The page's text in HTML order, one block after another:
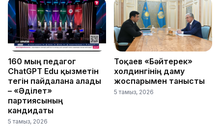
160 мың педагог
ChatGPT Edu қызметін
тегін пайдалана алады
– «Әділет»
партиясының
кандидаты
5 тамыз, 2026
Тоқаев «Бәйтерек»
холдингінің даму
жоспарымен танысты
5 тамыз, 2026